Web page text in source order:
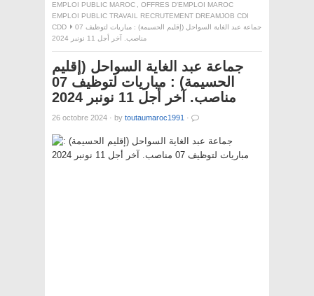
EMPLOI PUBLIC MAROC , OFFRES D'EMPLOI MAROC
EMPLOI PUBLIC TRAVAIL RECRUTEMENT DREAMJOB CDI
CDD
جماعة عبد الغاية السواحل (إقليم الحسيمة) : مباريات لتوظيف 07
مناصب. آخر أجل 11 نونبر 2024
جماعة عبد الغاية السواحل (إقليم
الحسيمة) : مباريات لتوظيف 07
مناصب. آخر أجل 11 نونبر 2024
26 octobre 2024 · by toutaumaroc1991 ·